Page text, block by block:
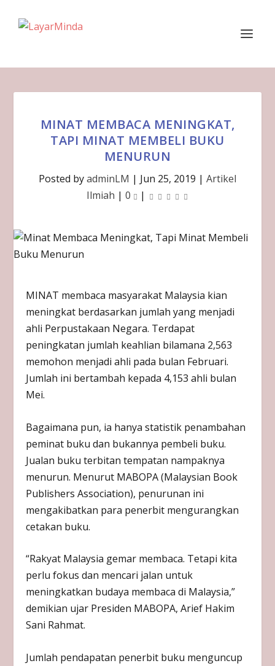
MINAT MEMBACA MENINGKAT,
TAPI MINAT MEMBELI BUKU
MENURUN
Posted byadminLM | Jun 25, 2019 | Artikel
Ilmiah | 0 |
MINAT membaca masyarakat Malaysia kian
meningkat berdasarkan jumlah yang menjadi
ahli Perpustakaan Negara. Terdapat
peningkatan jumlah keahlian bilamana 2,563
memohon menjadi ahli pada bulan Februari.
Jumlah ini bertambah kepada 4,153 ahli bulan
Mei.
Bagaimana pun, ia hanya statistik penambahan
peminat buku dan bukannya pembeli buku.
Jualan buku terbitan tempatan nampaknya
menurun. Menurut MABOPA (Malaysian Book
Publishers Association), penurunan ini
mengakibatkan para penerbit mengurangkan
cetakan buku.
“Rakyat Malaysia gemar membaca. Tetapi kita
perlu fokus dan mencari jalan untuk
meningkatkan budaya membaca di Malaysia,”
demikian ujar Presiden MABOPA, Arief Hakim
Sani Rahmat.
Jumlah pendapatan penerbit buku menguncup